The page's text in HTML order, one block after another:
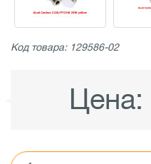
Код товара: 129586-02
Цена: